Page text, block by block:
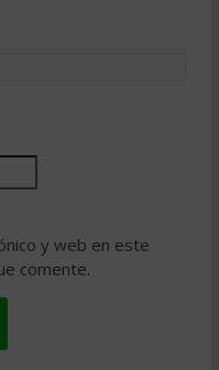
y web en este
comente.